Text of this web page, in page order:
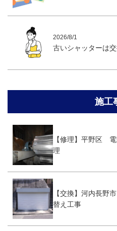
2026/8/1
古いシャッターは
施工
【修理】平野区
理
【交換】河内長野
替え工事